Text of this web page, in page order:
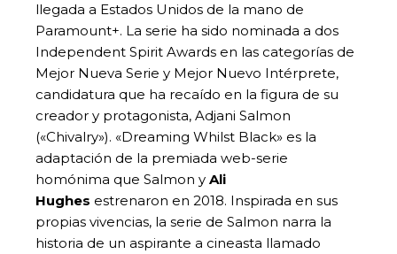
llegada a Estados Unidos de la mano de
Paramount+. La serie ha sido nominada a dos
Independent Spirit Awards en las categorías de
Mejor Nueva Serie y Mejor Nuevo Intérprete,
candidatura que ha recaído en la figura de su
creador y protagonista, Adjani Salmon
(«Chivalry»). «Dreaming Whilst Black» es la
adaptación de la premiada web-serie
homónima que Salmon y Ali
Hughes estrenaron en 2018. Inspirada en sus
propias vivencias, la serie de Salmon narra la
historia de un aspirante a cineasta llamado